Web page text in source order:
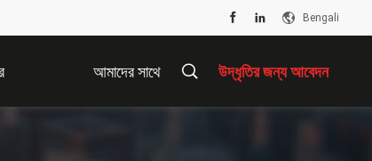
Bengali
আমাদের সাথে উদ্ধৃতির জন্য আবেদন